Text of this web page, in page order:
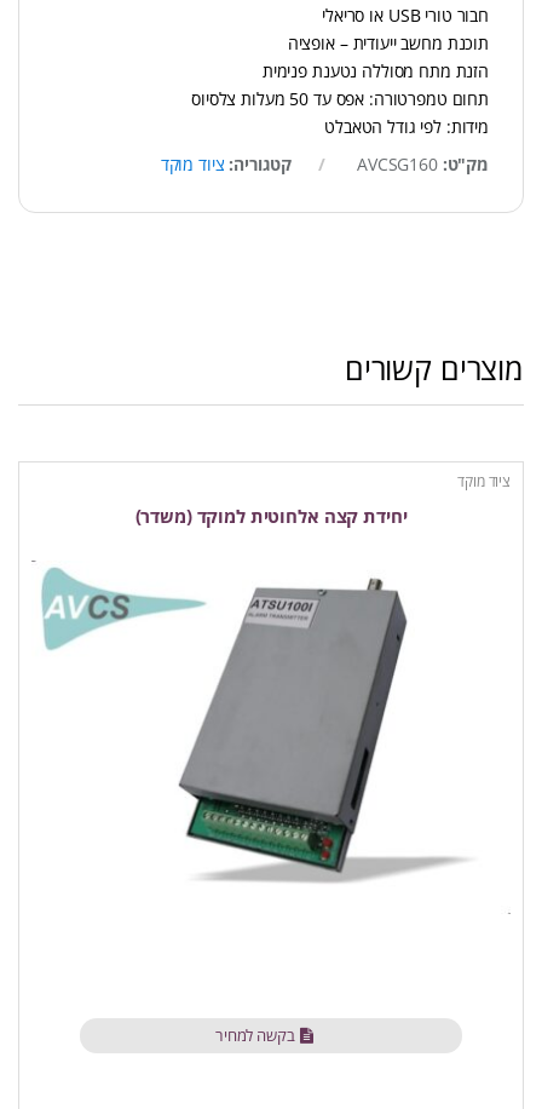
חבור טורי USB או סריאלי
תוכנת מחשב ייעודית – אופציה
הזנת מתח מסוללה נטענת פנימית
תחום טמפרטורה: אפס עד 50 מעלות צלסיוס
מידות: לפי גודל הטאבלט
מק"ט:AVCSG160 קטגוריה: ציוד מוקד
מוצרים קשורים
ציוד מוקד
יחידת קצה אלחוטית למוקד (משדר)
בקשה למחיר